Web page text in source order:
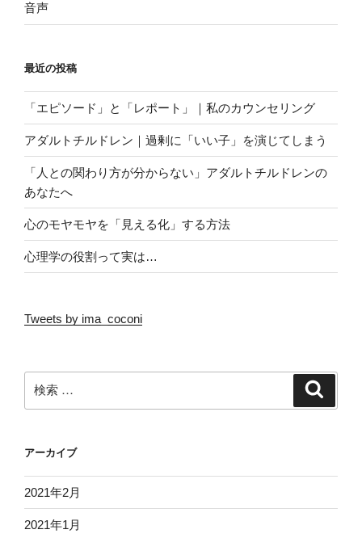
音声
最近の投稿
「エピソード」と「レポート」｜私のカウンセリング
アダルトチルドレン｜過剰に「いい子」を演じてしまう
「人との関わり方が分からない」アダルトチルドレンの
あなたへ
心のモヤモヤを「見える化」する方法
心理学の役割って実は…
Tweets by ima_coconi
検
索:
アーカイブ
2021年2月
2021年1月